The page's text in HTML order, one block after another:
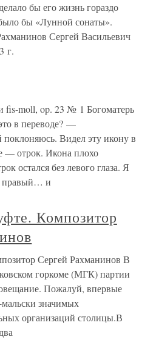
бы его жизнь гораздо
бы «Лунной сонаты».
Сергей Васильевич
г.
moll, op. 23 № 1 Богоматерь
в переводе? —
Видел эту икону в
— отрок. Икона плохо
остался без левого глаза. Я
правый… и
Композитор
Сергей Рахманинов В
горкоме (МГК) партии
Пожалуй, впервые
значимых
организаций столицы.В